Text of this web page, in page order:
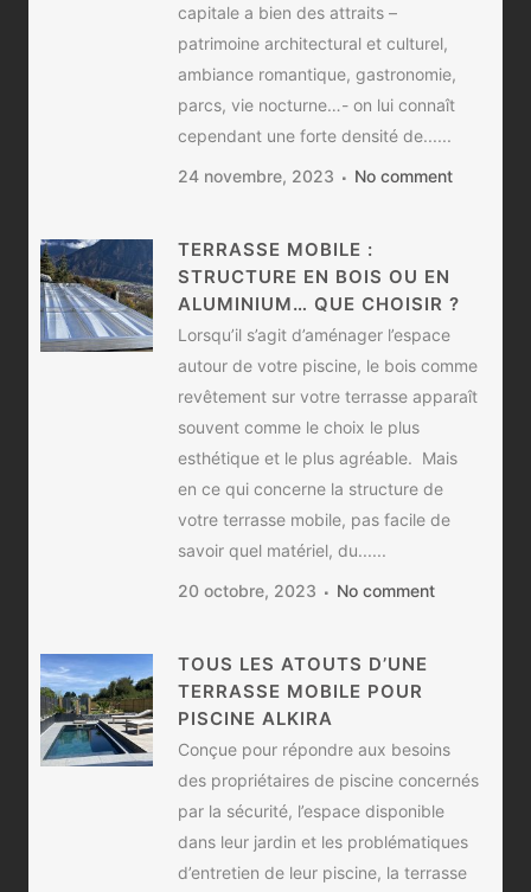
capitale a bien des attraits –
patrimoine architectural et culturel,
ambiance romantique, gastronomie,
parcs, vie nocturne…- on lui connaît
cependant une forte densité de......
24 novembre, 2023
No comment
TERRASSE MOBILE :
STRUCTURE EN BOIS OU EN
ALUMINIUM… QUE CHOISIR ?
Lorsqu’il s’agit d’aménager l’espace
autour de votre piscine, le bois comme
revêtement sur votre terrasse apparaît
souvent comme le choix le plus
esthétique et le plus agréable. Mais
en ce qui concerne la structure de
votre terrasse mobile, pas facile de
savoir quel matériel, du......
20 octobre, 2023
No comment
TOUS LES ATOUTS D’UNE
TERRASSE MOBILE POUR
PISCINE ALKIRA
Conçue pour répondre aux besoins
des propriétaires de piscine concernés
par la sécurité, l’espace disponible
dans leur jardin et les problématiques
d’entretien de leur piscine, la terrasse